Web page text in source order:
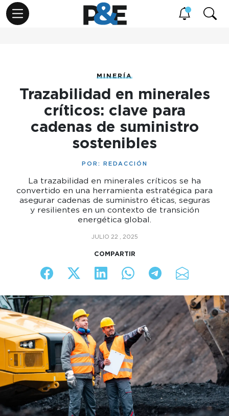
MINERÍA
Trazabilidad en minerales
críticos: clave para
cadenas de suministro
sostenibles
POR: REDACCIÓN
La trazabilidad en minerales críticos se ha
convertido en una herramienta estratégica para
asegurar cadenas de suministro éticas, seguras
y resilientes en un contexto de transición
energética global.
JULIO 22 , 2025
COMPARTIR